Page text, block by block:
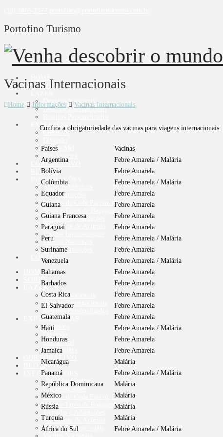
Portofino Turismo
SOBRE
Destinos Nacionais
Destinos Internacionais
EXPERIÊNCIAS
Cruzeiros
Lua de Mel
Top Viagens
CORPORATIVO
BLOG
INFORMAÇÕES
Documentações
Moedas de Cada País ou Região
Tomadas e Adaptações
Transporte de Animais
Vacinas Nacionais
Mais Informações
CONTATO
HOME
SOBRE
LAZER
Destinos Nacionais
Destinos Internacionais
EXPERIÊNCIAS
Cruzeiros
Lua de Mel
Top Viagens
CORPORATIVO
BLOG
INFORMAÇÕES
Chips Telefônicos
Documentações
Moedas de Cada País ou Região
Pesos e Tipos de Bagagens
Transporte de Animais
Vacinas Internacionais
Vacinas Internacionais
Home Informações Vacinas Internacionais
Confira a obrigatoriedade das vacinas para viagens internacionais:
Países
Vacinas
Argentina
Febre Amarela / Malária
Bolívia
Febre Amarela
Colômbia
Febre Amarela / Malária
Equador
Febre Amarela
Guiana
Febre Amarela
Guiana Francesa
Febre Amarela
Paraguai
Febre Amarela
Peru
Febre Amarela / Malária
Suriname
Febre Amarela
Venezuela
Febre Amarela / Malária
Bahamas
Febre Amarela
Barbados
Febre Amarela
Costa Rica
Febre Amarela
El Salvador
Febre Amarela
Guatemala
Febre Amarela
Haiti
Febre Amarela / Malária
Honduras
Febre Amarela
Jamaica
Febre Amarela
Nicarágua
Malária
Panamá
Febre Amarela / Malária
República Dominicana
Malária
México
Malária
Rússia
Malária
Turquia
Malária
África do Sul
Febre Amarela / Malária